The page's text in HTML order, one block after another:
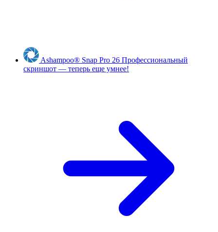
Ashampoo® Snap Pro 26 Профессиональный
скриншот — теперь еще умнее!